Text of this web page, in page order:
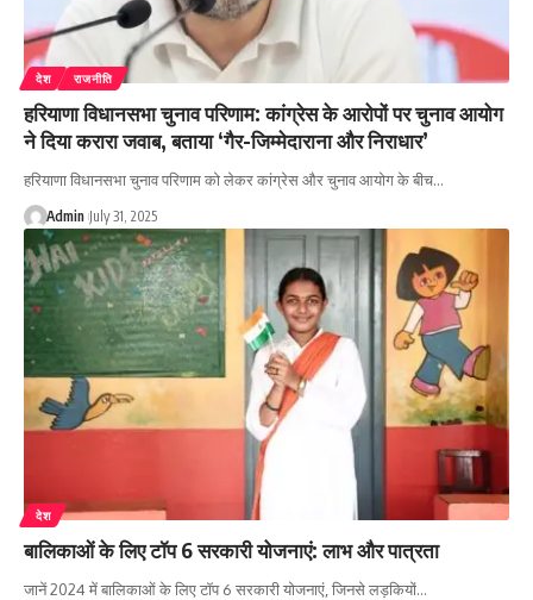
देश राजनीति
हरियाणा विधानसभा चुनाव परिणाम: कांग्रेस के आरोपों पर चुनाव आयोग
ने दिया करारा जवाब, बताया ‘गैर-जिम्मेदाराना और निराधार’
हरियाणा विधानसभा चुनाव परिणाम को लेकर कांग्रेस और चुनाव आयोग के बीच…
Admin July 31, 2025
देश
बालिकाओं के लिए टॉप 6 सरकारी योजनाएं: लाभ और पात्रता
जानें 2024 में बालिकाओं के लिए टॉप 6 सरकारी योजनाएं, जिनसे लड़कियों…